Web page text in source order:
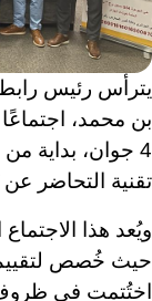
يترأس رئيس
بن محمد،
4 جوان، بداية
تقنية التحاضر عن
حيث خُصص لتقييم
اختُتمت في